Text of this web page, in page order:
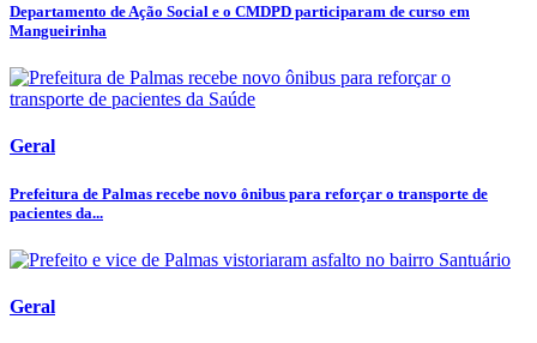
Departamento de Ação Social e o CMDPD participaram de curso em
Mangueirinha
Geral
Prefeitura de Palmas recebe novo ônibus para reforçar o transporte de
pacientes da...
Geral